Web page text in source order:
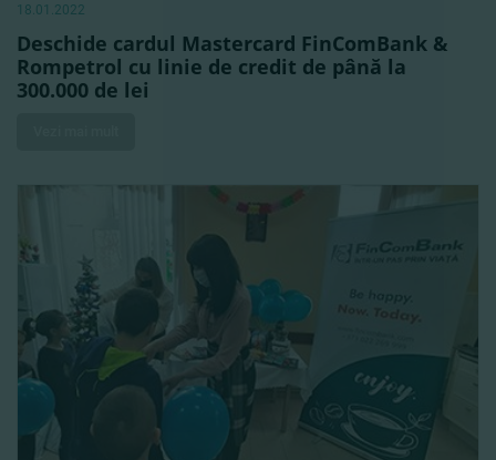
18.01.2022
Deschide cardul Mastercard FinComBank &
Rompetrol cu linie de credit de până la
300.000 de lei